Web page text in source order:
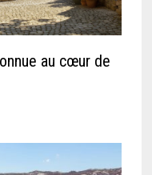
au cœur de